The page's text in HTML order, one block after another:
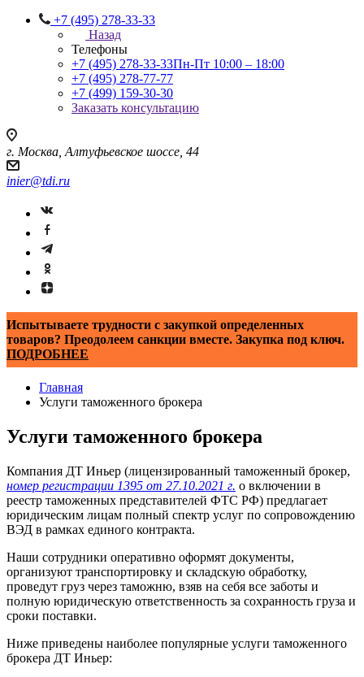
+7 (495) 278-33-33
Назад
Телефоны
+7 (495) 278-33-33Пн-Пт 10:00 – 18:00
+7 (495) 278-77-77
+7 (499) 159-30-30
Заказать консультацию
г. Москва, Алтуфьевское шоссе, 44
inier@tdi.ru
Испытываете трудности с закупкой определенных
товаров? Преодолеем санкции вместе. Закупка под ключ.
ПОДРОБНЕЕ
Главная
Услуги таможенного брокера
Услуги таможенного брокера
Компания ДТ Иньер (лицензированный таможенный брокер,
номер регистрации 1395 от 27.10.2021 г. о включении в
реестр таможенных представителей ФТС РФ) предлагает
юридическим лицам полный спектр услуг по сопровождению
ВЭД в рамках единого контракта.
Наши сотрудники оперативно оформят документы,
организуют транспортировку и складскую обработку,
проведут груз через таможню, взяв на себя все заботы и
полную юридическую ответственность за сохранность груза и
сроки поставки.
Ниже приведены наиболее популярные услуги таможенного
брокера ДТ Иньер: